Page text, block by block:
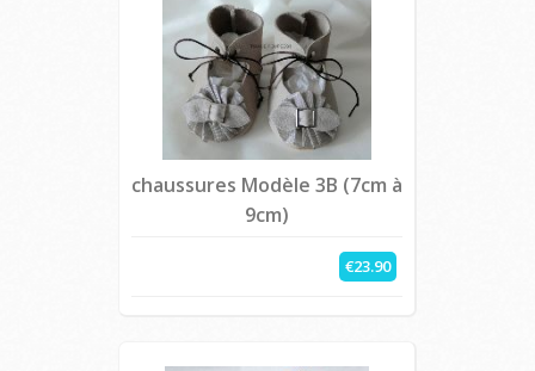
chaussures Modèle 3B (7cm à
9cm)
€23.90